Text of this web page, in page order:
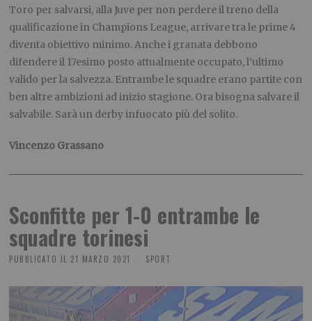
Toro per salvarsi, alla Juve per non perdere il treno della
qualificazione in Champions League, arrivare tra le prime 4
diventa obiettivo minimo. Anche i granata debbono
difendere il 17esimo posto attualmente occupato, l’ultimo
valido per la salvezza. Entrambe le squadre erano partite con
ben altre ambizioni ad inizio stagione. Ora bisogna salvare il
salvabile. Sarà un derby infuocato più del solito.
Vincenzo Grassano
Sconfitte per 1-0 entrambe le
squadre torinesi
PUBBLICATO IL 21 MARZO 2021 SPORT